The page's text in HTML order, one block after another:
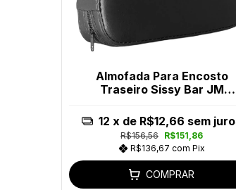
Almofada Para Encosto
Traseiro Sissy Bar JM
R$156,56 R$151,86
R$136,67 com Pix
12 x de R$12,66 sem
COMPRAR